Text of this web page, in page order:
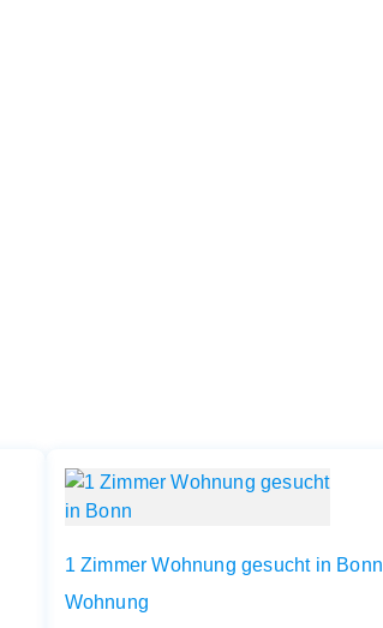
1 Zimmer Wohnung gesucht in Bonn
Wohnung